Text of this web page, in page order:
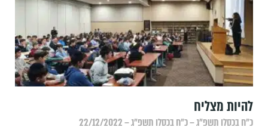
‏להיות מצליח
כ״ח בכסלו תשפ״ג – כ״ח בכסלו תשפ״ג – 22/12/2022